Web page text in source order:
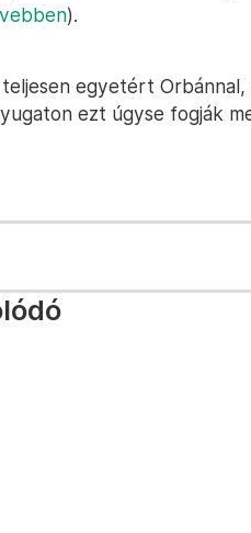
).
egyetért
ezt úgyse fogják